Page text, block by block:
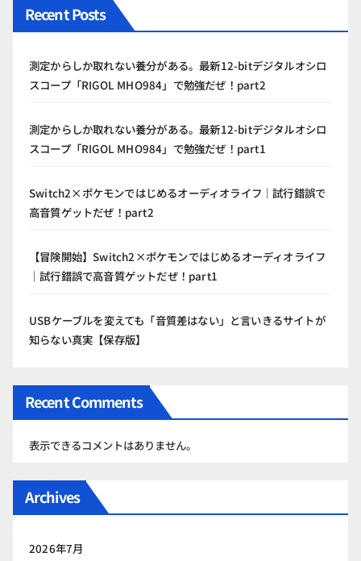
Recent Posts
測定からしか取れない養分がある。最新12-bitデジタルオシロ
スコープ「RIGOL MHO984」で勉強だぜ！part2
測定からしか取れない養分がある。最新12-bitデジタルオシロ
スコープ「RIGOL MHO984」で勉強だぜ！part1
Switch2×ポケモンではじめるオーディオライフ｜試行錯誤で
高音質ゲットだぜ！part2
【冒険開始】Switch2×ポケモンではじめるオーディオライフ
｜試行錯誤で高音質ゲットだぜ！part1
USBケーブルを変えても「音質差はない」と言いきるサイトが
知らない真実【保存版】
Recent Comments
表示できるコメントはありません。
Archives
2026年7月